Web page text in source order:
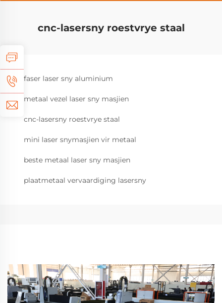
cnc-lasersny roestvrye staal
faser laser sny aluminium
metaal vezel laser sny masjien
cnc-lasersny roestvrye staal
mini laser snymasjien vir metaal
beste metaal laser sny masjien
plaatmetaal vervaardiging lasersny